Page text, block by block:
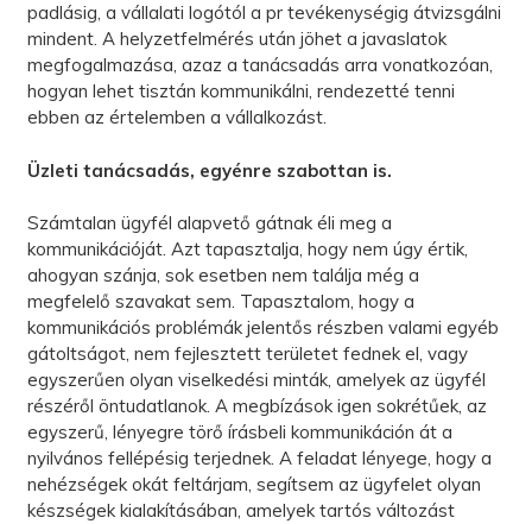
padlásig, a vállalati logótól a pr tevékenységig átvizsgálni
mindent. A helyzetfelmérés után jöhet a javaslatok
megfogalmazása, azaz a tanácsadás arra vonatkozóan,
hogyan lehet tisztán kommunikálni, rendezetté tenni
ebben az értelemben a vállalkozást.
Üzleti tanácsadás, egyénre szabottan is.
Számtalan ügyfél alapvető gátnak éli meg a
kommunikációját. Azt tapasztalja, hogy nem úgy értik,
ahogyan szánja, sok esetben nem találja még a
megfelelő szavakat sem. Tapasztalom, hogy a
kommunikációs problémák jelentős részben valami egyéb
gátoltságot, nem fejlesztett területet fednek el, vagy
egyszerűen olyan viselkedési minták, amelyek az ügyfél
részéről öntudatlanok. A megbízások igen sokrétűek, az
egyszerű, lényegre törő írásbeli kommunikáción át a
nyilvános fellépésig terjednek. A feladat lényege, hogy a
nehézségek okát feltárjam, segítsem az ügyfelet olyan
készségek kialakításában, amelyek tartós változást